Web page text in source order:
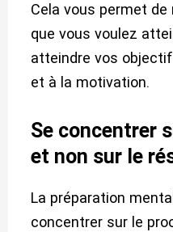
Cela vous permet
que vous voulez
atteindre vos
et à la motivation.
Se concentrer
et non sur le
La préparation
concentrer sur le